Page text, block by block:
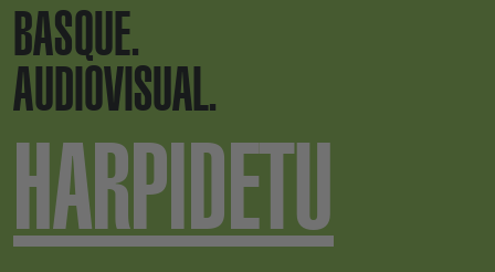
BASQUE.
AUDIOVISUAL.
HARPIDETU